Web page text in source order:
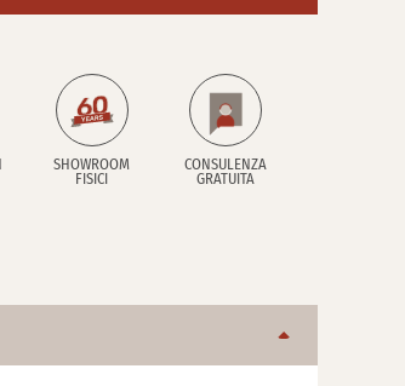
SHOWROOM
FISICI
CONSULENZA
GRATUITA